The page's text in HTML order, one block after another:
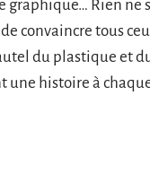
Rien ne
convaincre tous
du plastique et
une histoire à